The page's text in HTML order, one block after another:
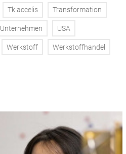
Tk accelis Transformation
Unternehmen USA
Werkstoff Werkstoffhandel